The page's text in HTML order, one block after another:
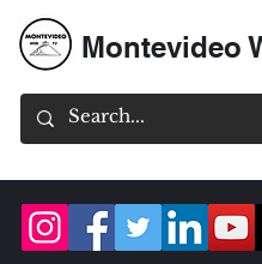
Montevideo